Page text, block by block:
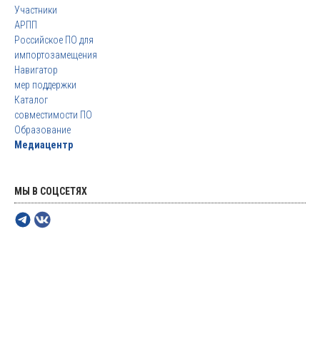
Участники
АРПП
Российское ПО для
импортозамещения
Навигатор
мер поддержки
Каталог
совместимости ПО
Образование
Медиацентр
МЫ В СОЦСЕТЯХ